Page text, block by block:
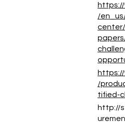
/
https://
/
tified-
http://